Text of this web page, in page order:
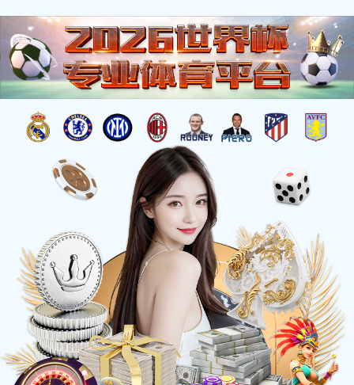
公告通函
您的位置： 首页 新闻中心>公告通函
关于表彰优秀项目经理的通知
2026-01-22 返回列表